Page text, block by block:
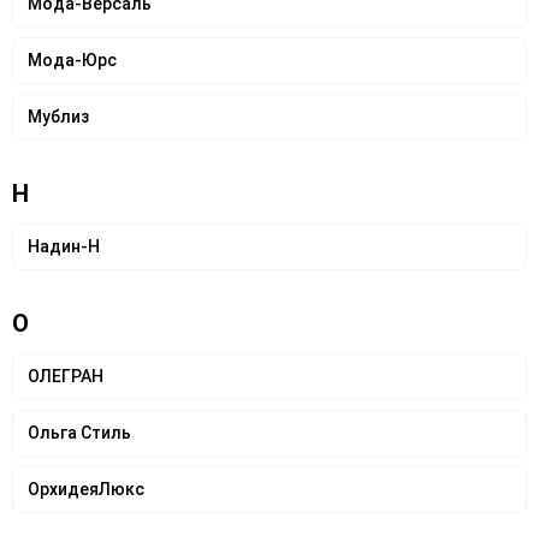
Мода-Юрс
Мублиз
Н
Надин-Н
О
ОЛЕГРАН
Ольга Стиль
ОрхидеяЛюкс